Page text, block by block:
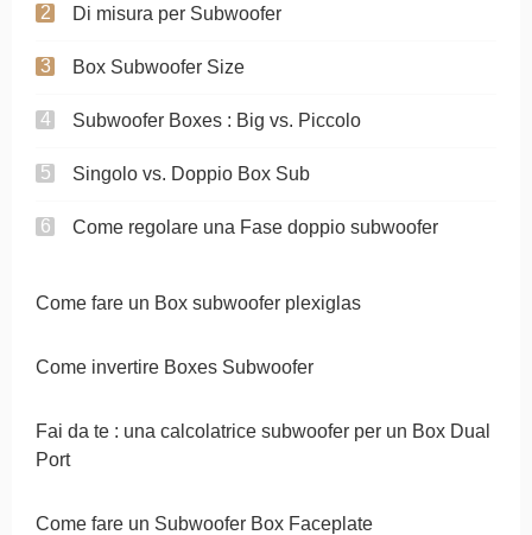
Di misura per Subwoofer
Box Subwoofer Size
Subwoofer Boxes : Big vs. Piccolo
Singolo vs. Doppio Box Sub
Come regolare una Fase doppio subwoofer
Come fare un Box subwoofer plexiglas
Come invertire Boxes Subwoofer
Fai da te : una calcolatrice subwoofer per un Box Dual
Port
Come fare un Subwoofer Box Faceplate